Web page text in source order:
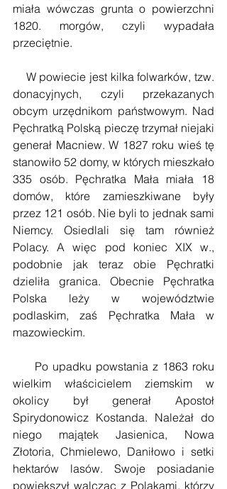
miała wówczas grunta o powierzchni
1820. morgów, czyli wypadała
przeciętnie.
W powiecie jest kilka folwarków, tzw.
donacyjnych, czyli przekazanych
obcym urzędnikom państwowym. Nad
Pęchratką Polską pieczę trzymał niejaki
generał Macniew. W 1827 roku wieś tę
stanowiło 52 domy, w których mieszkało
335 osób. Pęchratka Mała miała 18
domów, które zamieszkiwane były
przez 121 osób. Nie byli to jednak sami
Niemcy. Osiedlali się tam również
Polacy. A więc pod koniec XIX w.,
podobnie jak teraz obie Pęchratki
dzieliła granica. Obecnie Pęchratka
Polska leży w województwie
podlaskim, zaś Pęchratka Mała w
mazowieckim.
Po upadku powstania z 1863 roku
wielkim właścicielem ziemskim w
okolicy był generał Apostoł
Spirydonowicz Kostanda. Należał do
niego majątek Jasienica, Nowa
Złotoria, Chmielewo, Daniłowo i setki
hektarów lasów. Swoje posiadanie
powiększył walcząc z Polakami, którzy